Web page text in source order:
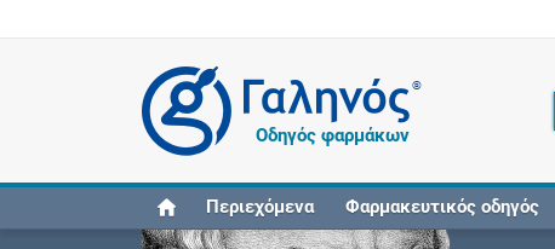
®
Οδηγός φαρμάκων
Περιεχόμενα Φαρμακευτικός οδηγός